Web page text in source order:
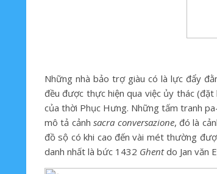
Những nhà bảo trợ giàu có là lực đẩy
đều được thực hiện qua việc ủy thác
của thời Phục Hưng. Những tấm tranh
mô tả cảnhsacra conversazione, đó là
đồ sộ có khi cao đến vài mét thường
danh nhất là bức 1432 Ghentdo Jan văn